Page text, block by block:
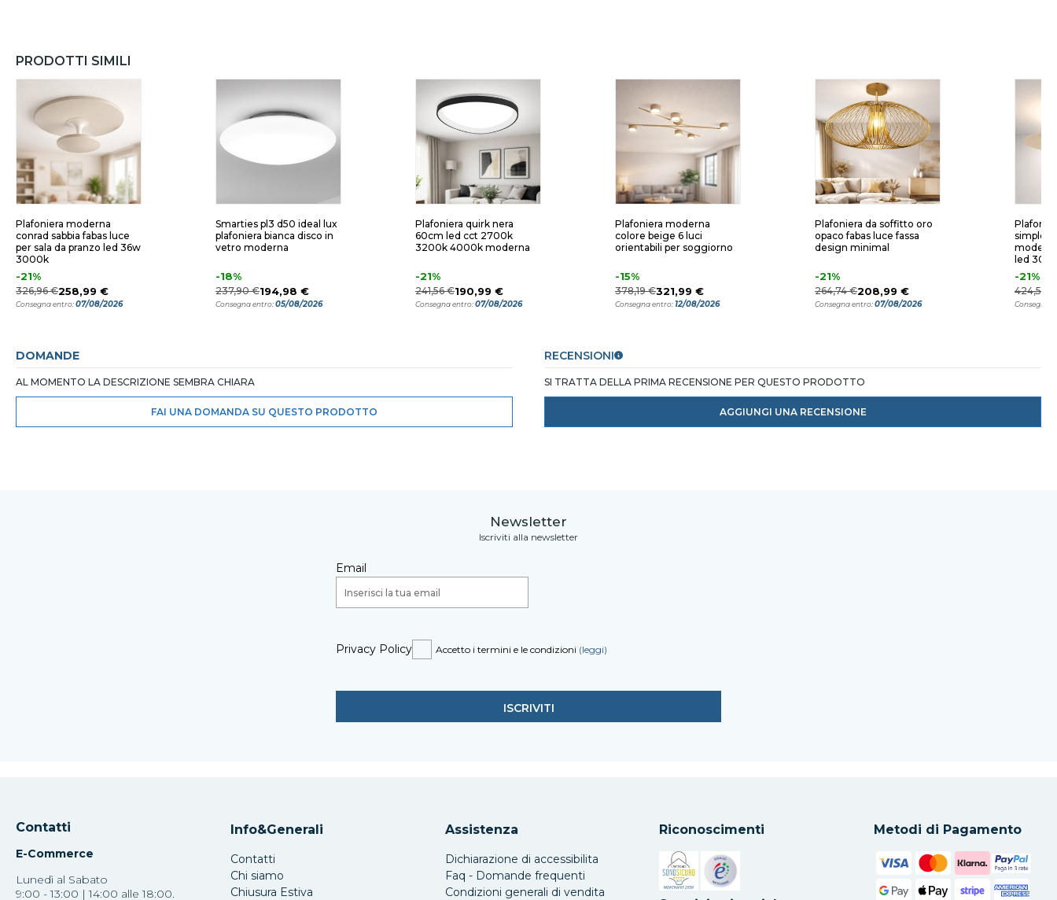
PRODOTTI SIMILI
Plafoniera moderna
conrad sabbia fabas luce
per sala da pranzo led 36w
3000k
-21%
326,96 €258,99 €
Consegna entro:07/08/2026
Smarties pl3 d50 ideal lux
plafoniera bianca disco in
vetro moderna
-18%
237,90 €194,98 €
Consegna entro:05/08/2026
Plafoniera quirk nera
60cm led cct 2700k
3200k 4000k moderna
-21%
241,56 €190,99 €
Consegna entro:07/08/2026
Plafoniera moderna
colore beige 6 luci
orientabili per soggiorno
-15%
378,19 €321,99 €
Consegna entro:12/08/2026
Plafoniera da soffitto oro
opaco fabas luce fassa
design minimal
-21%
264,74 €208,99 €
Consegna entro:07/08/2026
simplon
led
-21%
424,56 €
Consegna
DOMANDE
AL MOMENTO LA DESCRIZIONE SEMBRA CHIARA
FAI UNA DOMANDA SU QUESTO PRODOTTO
RECENSIONI
SI TRATTA DELLA PRIMA RECENSIONE PER QUESTO PRODOTTO
AGGIUNGI UNA RECENSIONE
Newsletter
Iscriviti alla newsletter
Email
Privacy Policy Accetto i termini e le condizioni (leggi)
Contatti
E-Commerce
Lunedì al Sabato
9:00 - 13:00 | 14:00 alle 18:00.
Info&Generali
Contatti
Chi siamo
Chiusura Estiva
Assistenza
Dichiarazione di accessibilita
Faq - Domande frequenti
Condizioni generali di vendita
Riconoscimenti Metodi di Pagamento